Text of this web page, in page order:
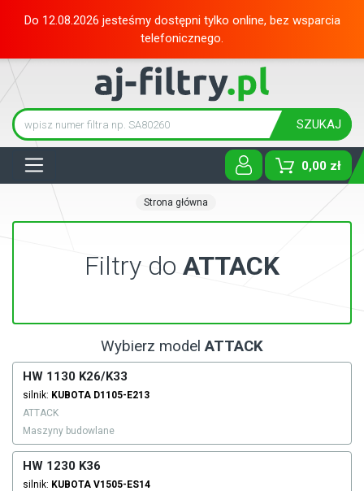
Do 12.08.2026 jesteśmy dostępni tylko online, bez wsparcia
telefonicznego.
SZUKAJ
0,00 zł
Strona główna
Filtry do ATTACK
Wybierz modelATTACK
HW 1130 K26/K33
silnik: KUBOTA D1105-E213
ATTACK
Maszyny budowlane
HW 1230 K36
silnik: KUBOTA V1505-ES14